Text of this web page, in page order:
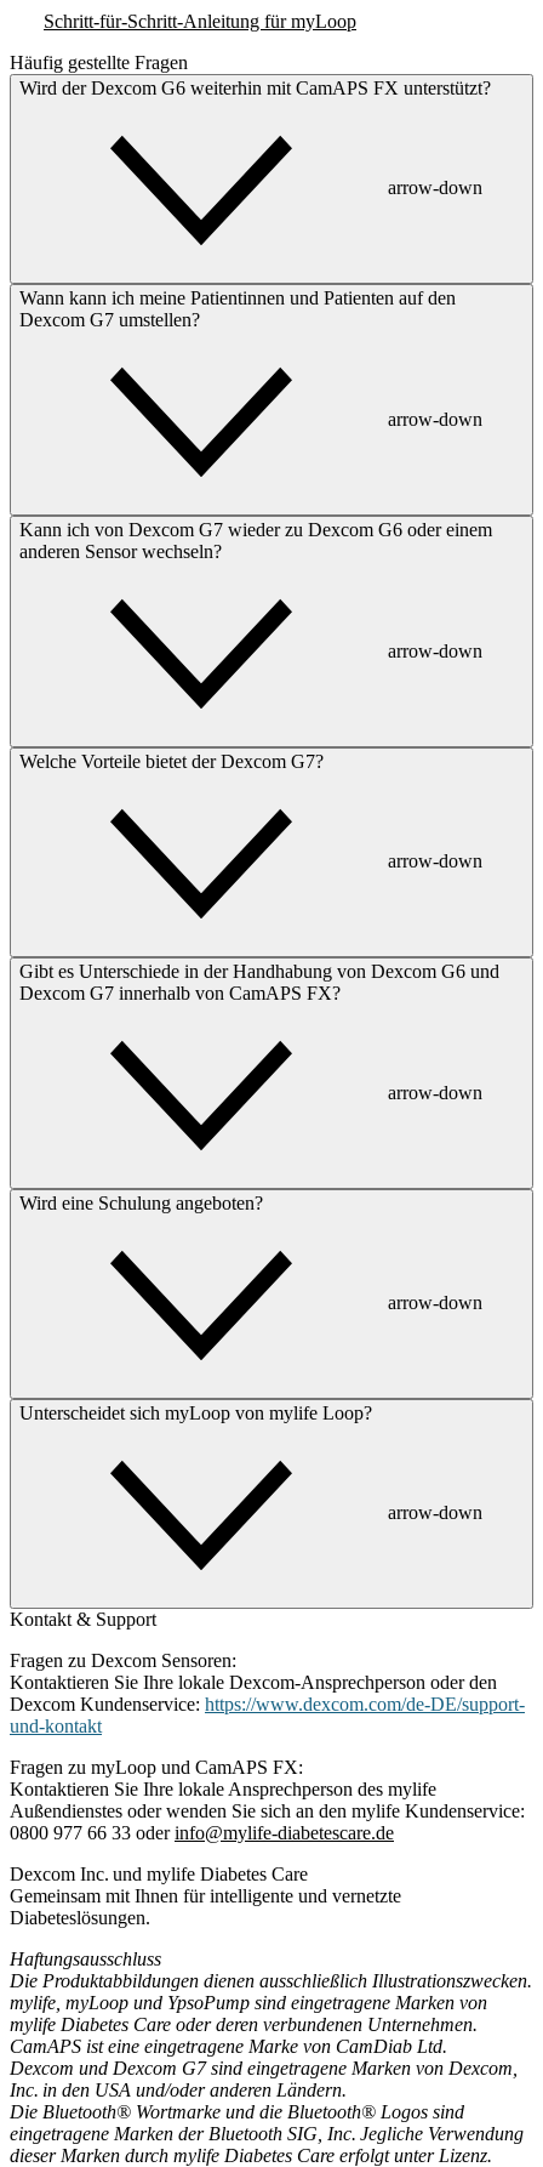
Schritt-für-Schritt-Anleitung für myLoop
Häufig gestellte Fragen
Wird der Dexcom G6 weiterhin mit CamAPS FX unterstützt?
arrow-down
Wann kann ich meine Patientinnen und Patienten auf den
Dexcom G7 umstellen?
arrow-down
Kann ich von Dexcom G7 wieder zu Dexcom G6 oder einem
anderen Sensor wechseln?
arrow-down
Welche Vorteile bietet der Dexcom G7?
arrow-down
Gibt es Unterschiede in der Handhabung von Dexcom G6 und
Dexcom G7 innerhalb von CamAPS FX?
arrow-down
Wird eine Schulung angeboten?
arrow-down
Unterscheidet sich myLoop von mylife Loop?
arrow-down
Kontakt & Support
Fragen zu Dexcom Sensoren:
Kontaktieren Sie Ihre lokale Dexcom-Ansprechperson oder den
Dexcom Kundenservice: https://www.dexcom.com/de-DE/support-
und-kontakt
Fragen zu myLoop und CamAPS FX:
Kontaktieren Sie Ihre lokale Ansprechperson des mylife
Außendienstes oder wenden Sie sich an den mylife Kundenservice:
0800 977 66 33 oderinfo@mylife-diabetescare.de
Dexcom Inc. und mylife Diabetes Care
Gemeinsam mit Ihnen für intelligente und vernetzte
Diabeteslösungen.
Haftungsausschluss
Die Produktabbildungen dienen ausschließlich Illustrationszwecken.
mylife, myLoop und YpsoPump sind eingetragene Marken von
mylife Diabetes Care oder deren verbundenen Unternehmen.
CamAPS ist eine eingetragene Marke von CamDiab Ltd.
Dexcom und Dexcom G7 sind eingetragene Marken von Dexcom,
Inc. in den USA und/oder anderen Ländern.
Die Bluetooth® Wortmarke und die Bluetooth® Logos sind
eingetragene Marken der Bluetooth SIG, Inc. Jegliche Verwendung
dieser Marken durch mylife Diabetes Care erfolgt unter Lizenz.